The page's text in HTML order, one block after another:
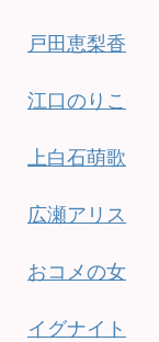
戸田恵梨香
江口のりこ
上白石萌歌
広瀬アリス
おコメの女
イグナイト